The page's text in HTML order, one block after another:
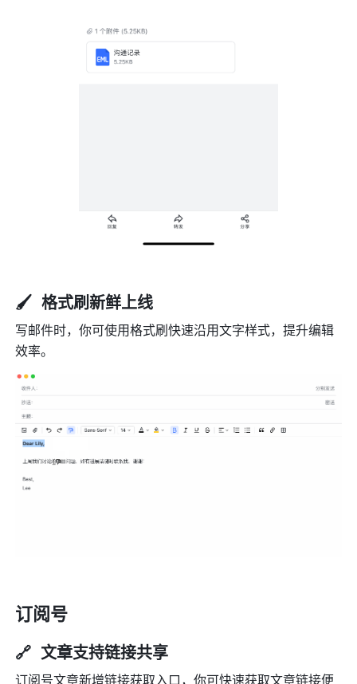
🖌️  格式刷新鲜上线
写邮件时，你可使用格式刷快速沿用文字样式，提升编辑
效率。
订阅号
🔗  文章支持链接共享
订阅号文章新增链接获取入口，你可快速获取文章链接便